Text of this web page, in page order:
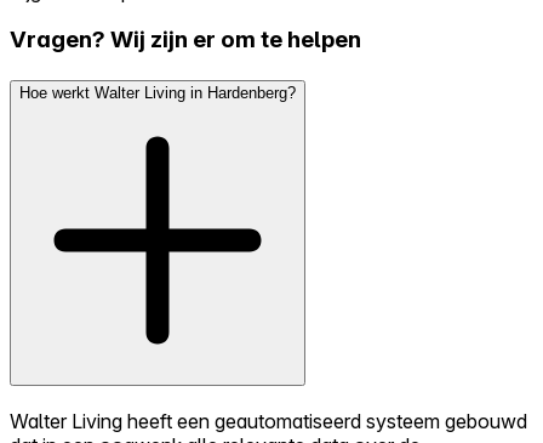
Vragen? Wij zijn er om te helpen
Hoe werkt Walter Living in Hardenberg?
Walter Living heeft een geautomatiseerd systeem gebouwd